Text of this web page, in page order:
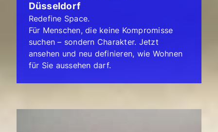
Düsseldorf
Redefine Space.
Für Menschen, die keine Kompromisse
suchen – sondern Charakter. Jetzt
ansehen und neu definieren, wie Wohnen
für Sie aussehen darf.